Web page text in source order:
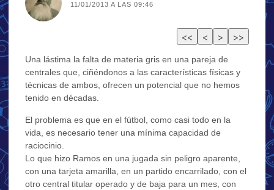
11/01/2013 A LAS 09:46
Una lástima la falta de materia gris en una pareja de
centrales que, ciñéndonos a las características físicas y
técnicas de ambos, ofrecen un potencial que no hemos
tenido en décadas.
El problema es que en el fútbol, como casi todo en la
vida, es necesario tener una mínima capacidad de
raciocinio.
Lo que hizo Ramos en una jugada sin peligro aparente,
con una tarjeta amarilla, en un partido encarrilado, con el
otro central titular operado y de baja para un mes, con